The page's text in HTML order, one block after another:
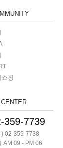
이지 즐겨찾기
치]
미칼/공구
오일필터렌치 -다
쇼핑
359-7739
) 02-359-7738
AM 09 - PM 06